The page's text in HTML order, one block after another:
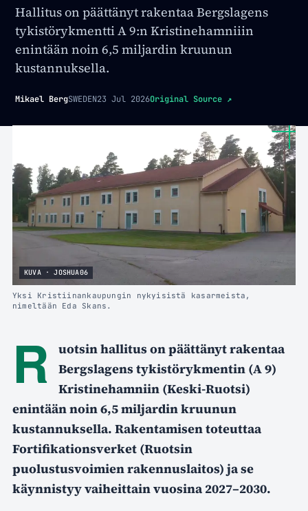
Hallitus on päättänyt rakentaa Bergslagens
tykistörykmentti A 9:n Kristinehamniiin
enintään noin 6,5 miljardin kruunun
kustannuksella.
Mikael BergSWEDEN23 Jul 2026Original Source ↗
KUVA · JOSHUA06
Yksi Kristiinankaupungin nykyisistä kasarmeista,
nimeltään Eda Skans.
R
uotsin hallitus on päättänyt rakentaa
Bergslagens tykistörykmentin (A 9)
Kristinehamniin (Keski-Ruotsi)
enintään noin 6,5 miljardin kruunun
kustannuksella. Rakentamisen toteuttaa
Fortifikationsverket (Ruotsin
puolustusvoimien rakennuslaitos) ja se
käynnistyy vaiheittain vuosina 2027–2030.